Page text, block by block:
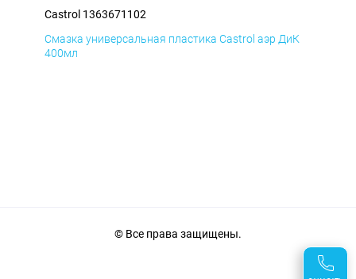
Castrol 1363671102
Смазка универсальная пластика Castrol аэр ДиК
400мл
© Все права защищены.